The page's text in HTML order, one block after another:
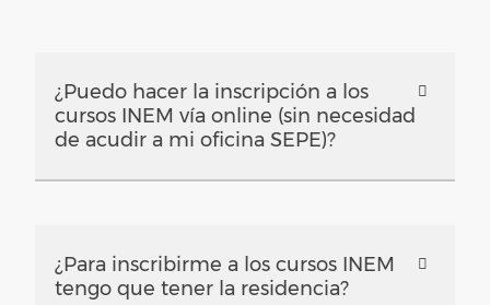
¿Puedo hacer la inscripción a los
cursos INEM vía online (sin necesidad
de acudir a mi oficina SEPE)?
¿Para inscribirme a los cursos INEM
tengo que tener la residencia?